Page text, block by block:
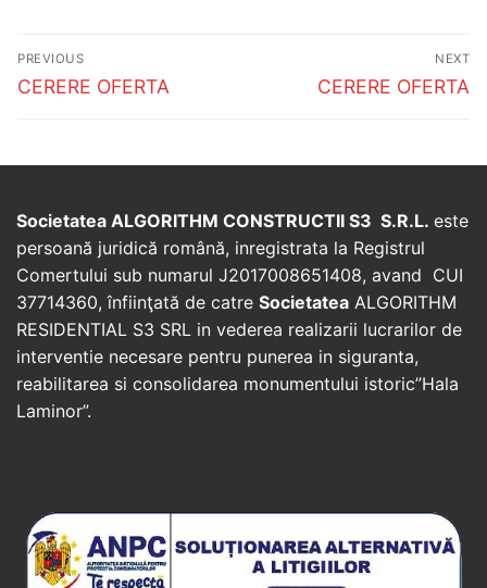
Post
navigation
PREVIOUS
Previous
CERERE OFERTA
NEXT
Next
CERERE OFERTA
Societatea ALGORITHM CONSTRUCTII S3 S.R.L. este
persoană juridică română, inregistrata la Registrul
Comertului sub numarul J2017008651408, avand CUI
37714360, înfiinţată de catre Societatea ALGORITHM
RESIDENTIAL S3 SRL in vederea realizarii lucrarilor de
interventie necesare pentru punerea in siguranta,
reabilitarea si consolidarea monumentului istoric”Hala
Laminor”.